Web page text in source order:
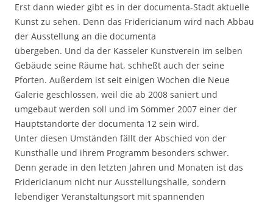
Erst dann wieder gibt es in der documenta-Stadt aktuelle
Kunst zu sehen. Denn das Fridericianum wird nach Abbau
der Ausstellung an die documenta
übergeben. Und da der Kasseler Kunstverein im selben
Gebäude seine Räume hat, schheßt auch der seine
Pforten. Außerdem ist seit einigen Wochen die Neue
Galerie geschlossen, weil die ab 2008 saniert und
umgebaut werden soll und im Sommer 2007 einer der
Hauptstandorte der documenta 12 sein wird.
Unter diesen Umständen fällt der Abschied von der
Kunsthalle und ihrem Programm besonders schwer.
Denn gerade in den letzten Jahren und Monaten ist das
Fridericianum nicht nur Ausstellungshalle, sondern
lebendiger Veranstaltungsort mit spannenden